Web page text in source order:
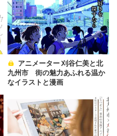
九州市 街の魅力あふれる温か
なイラストと漫画